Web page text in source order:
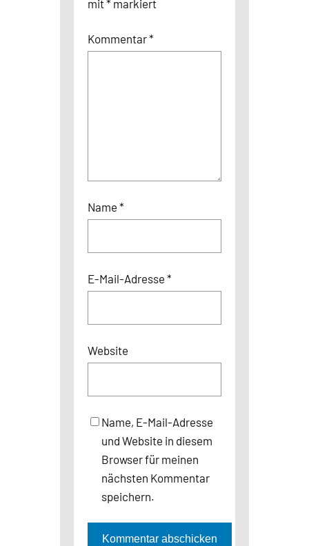
mit* markiert
Kommentar*
Name *
E-Mail-Adresse *
Website
Name, E-Mail-Adresse
und Website in diesem
Browser für meinen
nächsten Kommentar
speichern.